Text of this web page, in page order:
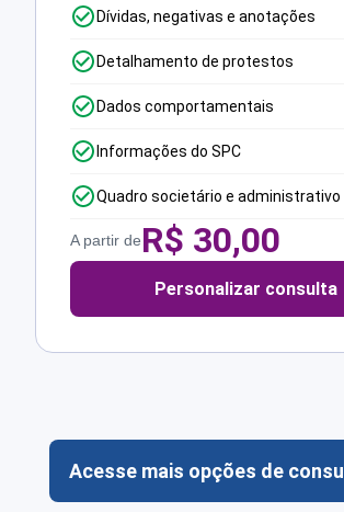
Dívidas, negativas e anotações
Detalhamento de protestos
Dados comportamentais
Informações do SPC
Quadro societário e administrativo
A partir deR$ 30,00
Personalizar consulta
Acesse mais opções de